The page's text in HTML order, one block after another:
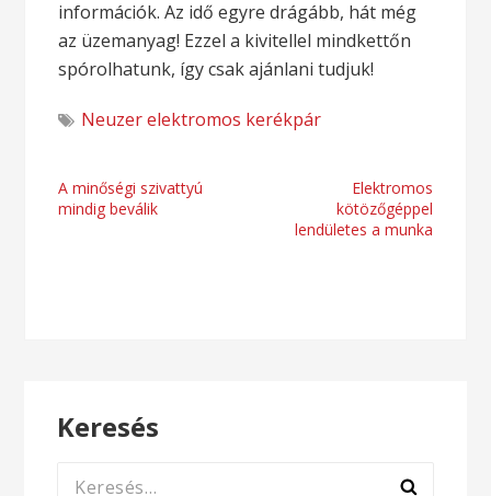
információk. Az idő egyre drágább, hát még
az üzemanyag! Ezzel a kivitellel mindkettőn
spórolhatunk, így csak ajánlani tudjuk!
Neuzer elektromos kerékpár
Bejegyzés
A minőségi szivattyú
mindig beválik
Elektromos
kötözőgéppel
lendületes a munka
Keresés
Keresés: